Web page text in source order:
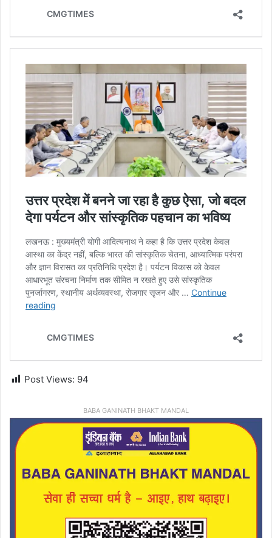
Post Views: 94
BABA GANINATH BHAKT MANDAL